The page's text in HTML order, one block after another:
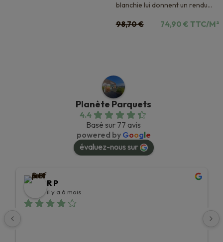
blanchie lui donnent un rendu...
98,70€ 74,90 €Le
TTC/M²
Planète Parquets
4.4
Basé sur 77 avis
powered by Google
évaluez-nous sur
R P
il y a 6 mois